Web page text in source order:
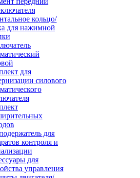
кольцо/
для нажимной
для
силового
для
контроля и
для
управления